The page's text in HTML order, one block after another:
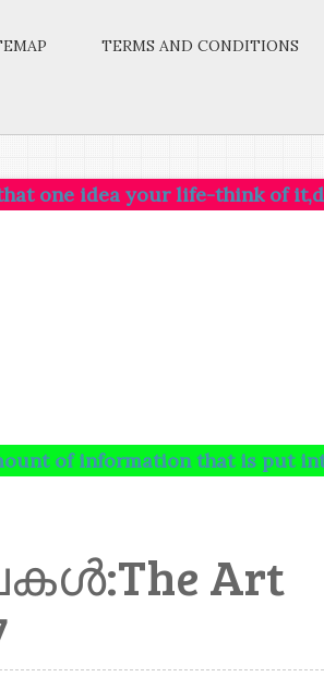
TERMS AND CONDITIONS
your life-think of it,dream
that is put into your
Art